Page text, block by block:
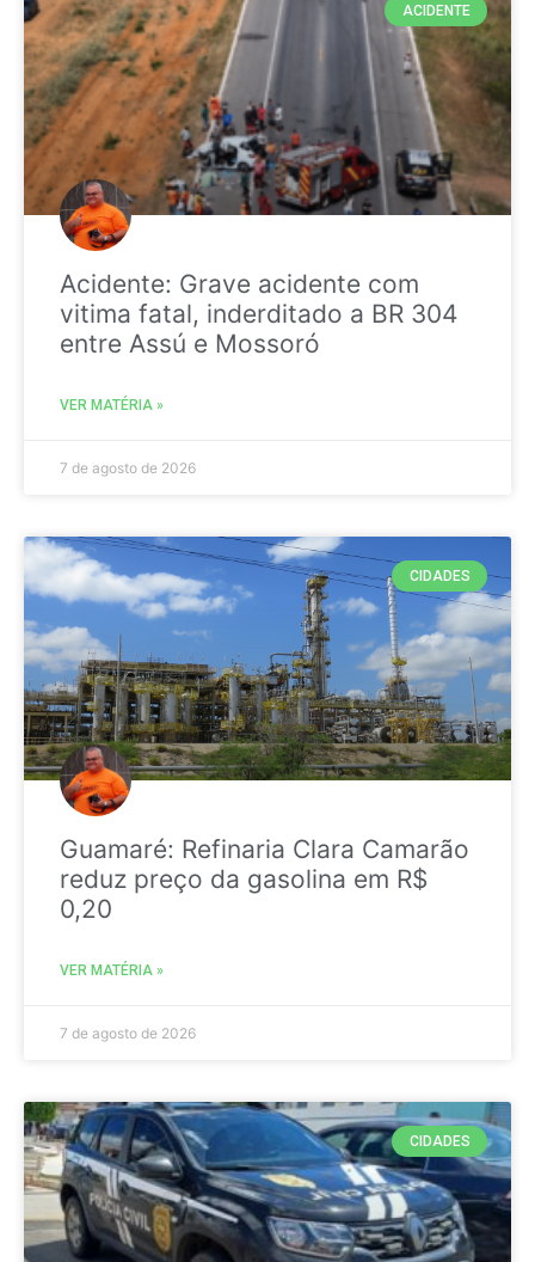
ACIDENTE
Acidente: Grave acidente com
vitima fatal, inderditado a BR 304
entre Assú e Mossoró
VER MATÉRIA »
7 de agosto de 2026
CIDADES
Guamaré: Refinaria Clara Camarão
reduz preço da gasolina em R$
0,20
VER MATÉRIA »
7 de agosto de 2026
CIDADES